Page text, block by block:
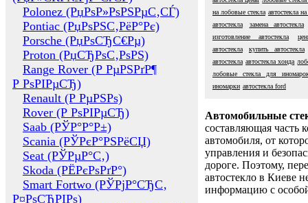
Polonez (РџРѕР»РѕРЅРµС‚СЃ)
Pontiac (РџРѕРЅС‚РёР°Рє)
Porsche (РџРѕСЂС€Рµ)
Proton (РџСЂРѕС‚РѕРЅ)
Range Rover (Р РµРЅРґР¶
Р РѕРІРµСЂ)
Renault (Р РµРЅРѕ)
Rover (Р РѕРІРµСЂ)
Saab (РЎР°Р°Р±)
Scania (РЎРєР°РЅРёСЏ)
Seat (РЎРµР°С‚)
Skoda (РЁРєРѕРґР°)
Smart Fortwo (РЎРјР°СЂС‚
Р¤РѕСЂРІРѕ)
на лобовые стекла автостекла на
автостекла
замена автостекла
изготовление автостекла
автостекла
купить автостекла
автостекла автостекла хонда
лобовые стекла для
иномарки автостекла ford
Автомобильные
составляющая часть
автомобиля, от
управления и
дороге. Поэтому,
автостекло в Киеве
информацию с